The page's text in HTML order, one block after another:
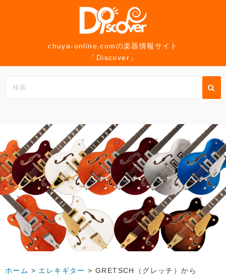
chuya-online.comの楽器情報サイト
「Discover」
ホーム > エレキギター >GRETSCH（グレッチ）から